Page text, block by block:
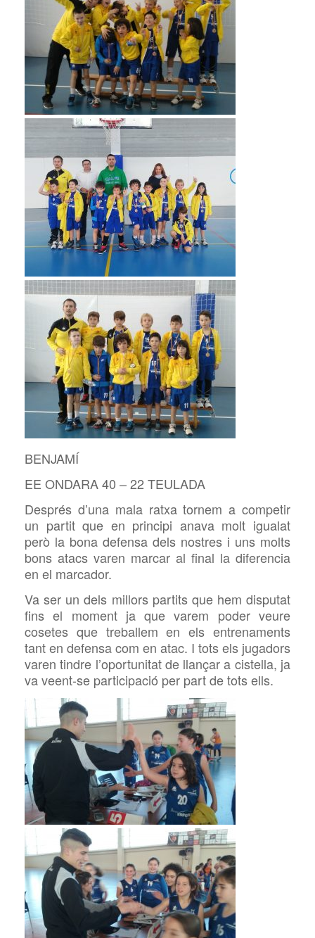
BENJAMÍ
EE ONDARA 40 – 22 TEULADA
Després d’una mala ratxa tornem a competir
un partit que en principi anava molt igualat
però la bona defensa dels nostres i uns molts
bons atacs varen marcar al final la diferencia
en el marcador.
Va ser un dels millors partits que hem disputat
fins el moment ja que varem poder veure
cosetes que treballem en els entrenaments
tant en defensa com en atac. I tots els jugadors
varen tindre l’oportunitat de llançar a cistella, ja
va veent-se participació per part de tots ells.